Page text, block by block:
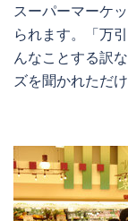
スーパーマーケ
られます。「万
んなことする訳
ズを聞かれただけ